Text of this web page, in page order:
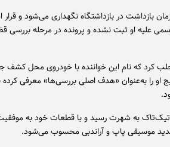
اعلام کرده است که دِ4وِد در زمان بازداشت در بازداشتگاه نگهداری می‌شود و
علیه او ثبت نشده و پرونده در مرحله بررسی
کرد که نام این خواننده با خودروی محل
را به‌عنوان «هدف اصلی بررسی‌ها» معرفی کرده
تیک‌تاک به شهرت رسید و با قطعات خود به
موسیقی پاپ و آر‌اند‌بی محسوب می‌شود.